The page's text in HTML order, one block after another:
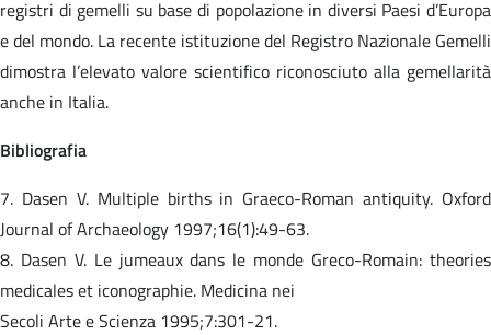
registri di gemelli su base di popolazione in diversi Paesi d’Europa
e del mondo. La recente istituzione del Registro Nazionale Gemelli
dimostra l’elevato valore scientifico riconosciuto alla gemellarità
anche in Italia.
Bibliografia
7. Dasen V. Multiple births in Graeco-Roman antiquity. Oxford
Journal of Archaeology 1997;16(1):49-63.
8. Dasen V. Le jumeaux dans le monde Greco-Romain: theories
medicales et iconographie. Medicina nei
Secoli Arte e Scienza 1995;7:301-21.